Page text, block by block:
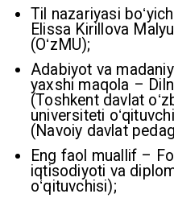
Til nazariyasi
Elissa Kirillova
(OʻzMU);
Adabiyot va
yaxshi maqola –
(Toshkent davlat
universiteti
(Navoiy davlat
Eng faol muallif –
iqtisodiyoti va
oʻqituvchisi);